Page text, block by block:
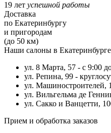
19 лет успешной работы
Доставка
по Екатеринбургу
и пригородам
(до 50 км)
Наши салоны в
ул. 8 Марта, 57 - с 9:00
ул. Репина, 99 -
ул. Машиностроителей,
ул. Вильгельма де
ул. Сакко и Ванцетти,
Прием и обработка заказов